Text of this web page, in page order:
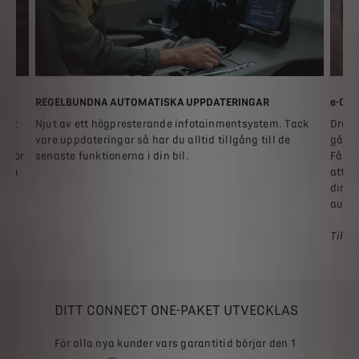
att
för
REGELBUNDNA AUTOMATISKA UPPDATERINGAR
Njut av ett högpresterande infotainmentsystem. Tack
vare uppdateringar så har du alltid tillgång till de
senaste funktionerna i din bil.
e-
Dra
gå
Få
att
din
DITT CONNECT ONE-PAKET UTVECKLAS
För alla nya kunder vars garantitid börjar den 1